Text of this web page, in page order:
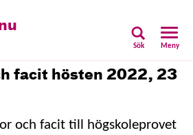
Sök Meny
facit hösten 2022, 23
och facit till högskoleprovet